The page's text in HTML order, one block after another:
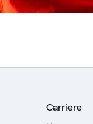
Carriere